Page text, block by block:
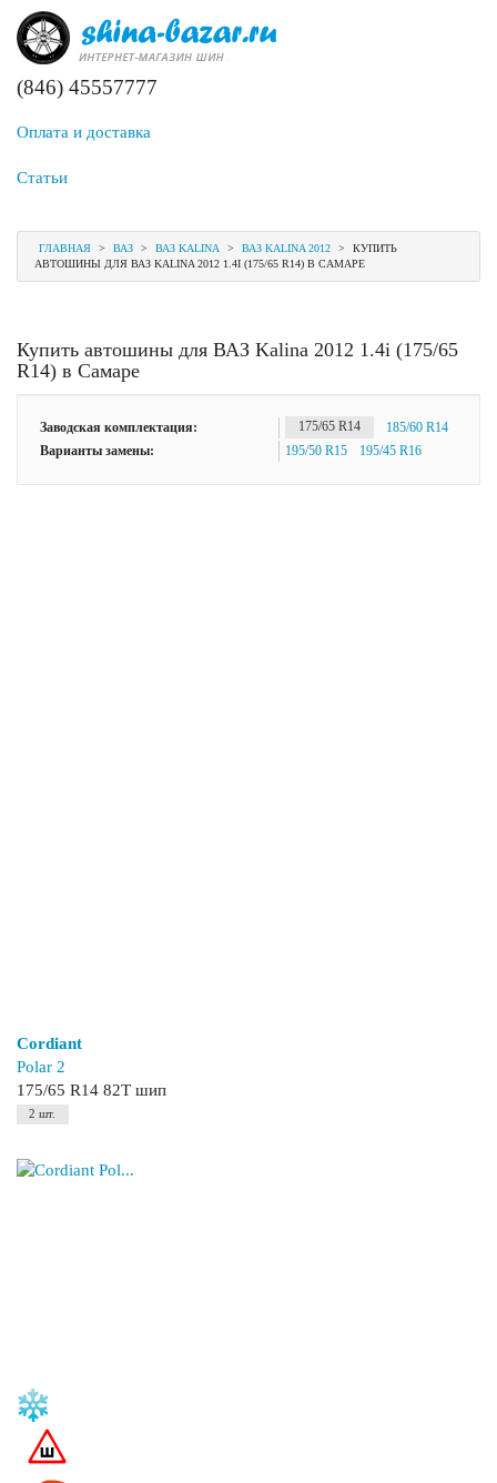
(846) 45557777
Оплата и доставка
Статьи
ГЛАВНАЯ > ВАЗ > ВАЗ KALINA > ВАЗ KALINA 2012 >
КУПИТЬ
АВТОШИНЫ ДЛЯ ВАЗ KALINA 2012 1.4I (175/65 R14) В САМАРЕ
Купить автошины для ВАЗ Kalina 2012 1.4i (175/65
R14) в Самаре
Заводская комплектация: 175/65 R14
185/60 R14
Варианты замены:
195/50 R15 195/45 R16
Cordiant
Polar 2
175/65 R14 82T шип
2 шт.